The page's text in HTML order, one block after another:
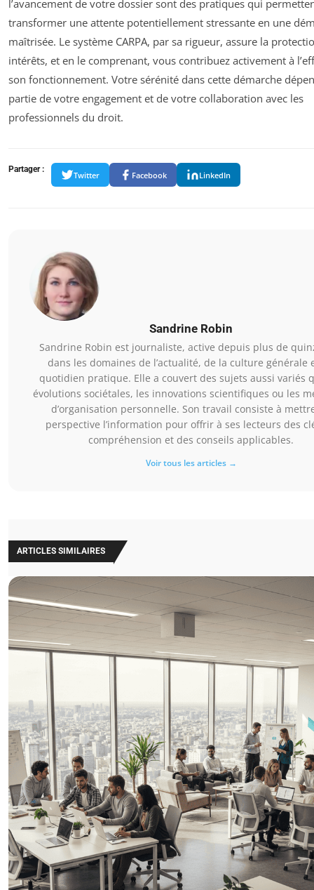
l’avancement de votre dossier sont des pratiques qui
transformer une attente potentiellement stressante en une
maîtrisée. Le système CARPA, par sa rigueur, assure la
intérêts, et en le comprenant, vous contribuez activement à
son fonctionnement. Votre sérénité dans cette démarche
partie de votre engagement et de votre collaboration avec les
professionnels du droit.
Partager :
Twitter Facebook LinkedIn
Sandrine Robin
Sandrine Robin est journaliste, active depuis plus de
dans les domaines de l’actualité, de la culture générale
quotidien pratique. Elle a couvert des sujets aussi variés
évolutions sociétales, les innovations scientifiques ou les
d’organisation personnelle. Son travail consiste à
perspective l’information pour offrir à ses lecteurs des
compréhension et des conseils applicables.
Voir tous les articles →
ARTICLES SIMILAIRES